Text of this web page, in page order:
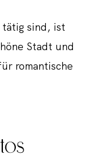
sind, ist
Stadt und
romantische